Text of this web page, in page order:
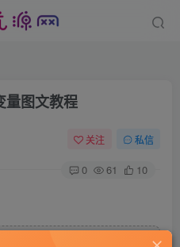
图文教程
关注 私信
0 61 10